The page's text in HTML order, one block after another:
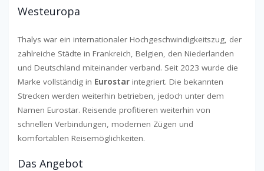
Westeuropa
Thalys war ein internationaler Hochgeschwindigkeitszug, der
zahlreiche Städte in Frankreich, Belgien, den Niederlanden
und Deutschland miteinander verband. Seit 2023 wurde die
Marke vollständig in Eurostar integriert. Die bekannten
Strecken werden weiterhin betrieben, jedoch unter dem
Namen Eurostar. Reisende profitieren weiterhin von
schnellen Verbindungen, modernen Zügen und
komfortablen Reisemöglichkeiten.
Das Angebot